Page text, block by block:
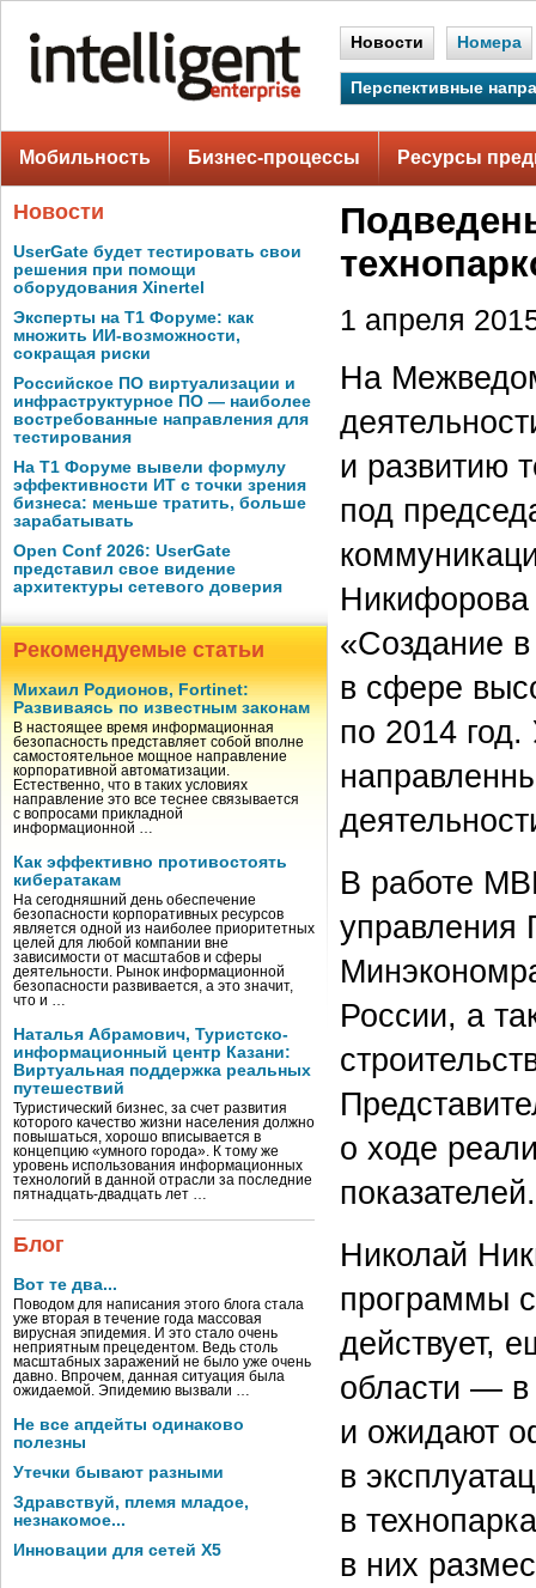
Новости Номера
Перспективные
Мобильность Бизнес-процессы Ресурсы
Новости
UserGate будет тестировать свои
решения при помощи
оборудования Xinertel
Эксперты на Т1 Форуме: как
множить ИИ-возможности,
сокращая риски
Российское ПО виртуализации и
инфраструктурное ПО — наиболее
востребованные направления для
тестирования
На Т1 Форуме вывели формулу
эффективности ИТ с точки зрения
бизнеса: меньше тратить, больше
зарабатывать
Open Conf 2026: UserGate
представил свое видение
архитектуры сетевого доверия
Рекомендуемые статьи
Михаил Родионов, Fortinet:
Развиваясь по известным законам
В настоящее время информационная
безопасность представляет собой вполне
самостоятельное мощное направление
корпоративной автоматизации.
Естественно, что в таких условиях
направление это все теснее связывается
с вопросами прикладной
информационной …
Как эффективно противостоять
кибератакам
На сегодняшний день обеспечение
безопасности корпоративных ресурсов
является одной из наиболее приоритетных
целей для любой компании вне
зависимости от масштабов и сферы
деятельности. Рынок информационной
безопасности развивается, а это значит,
что и …
Наталья Абрамович, Туристско-
информационный центр Казани:
Виртуальная поддержка реальных
путешествий
Туристический бизнес, за счет развития
которого качество жизни населения должно
повышаться, хорошо вписывается в
концепцию «умного города». К тому же
уровень использования информационных
технологий в данной отрасли за последние
пятнадцать-двадцать лет …
Блог
Вот те два...
Поводом для написания этого блога стала
уже вторая в течение года массовая
вирусная эпидемия. И это стало очень
неприятным прецедентом. Ведь столь
масштабных заражений не было уже очень
давно. Впрочем, данная ситуация была
ожидаемой. Эпидемию вызвали …
Не все апдейты одинаково
полезны
Утечки бывают разными
Здравствуй, племя младое,
незнакомое...
Инновации для сетей X5
1 апреля
На
и развитию
под
«Создание
в сфере
по 2014
В работе
России, а
о ходе
показателей.
Николай
программы
действует,
области — в
и ожидают
в
в
в них